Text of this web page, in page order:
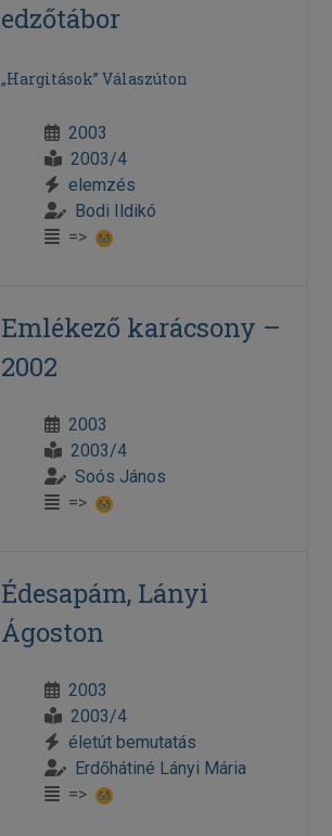
edzőtábor
„Hargitások” Válaszúton
2003
2003/4
elemzés
Bodi Ildikó
=>
Emlékező karácsony –
2002
2003
2003/4
Soós János
=>
Édesapám, Lányi
Ágoston
2003
2003/4
életút bemutatás
Erdőhátiné Lányi Mária
=>